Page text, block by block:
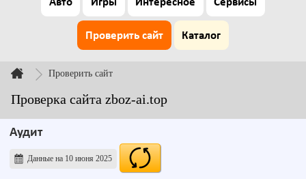
Авто Игры Интересное Сервисы
Проверить сайт Каталог
Проверить сайт
Проверка сайта zboz-ai.top
Аудит
Данные на 10 июня 2025